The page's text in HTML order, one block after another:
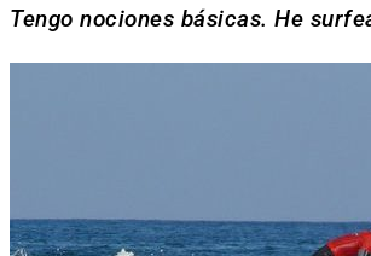
Tengo nociones básicas. He